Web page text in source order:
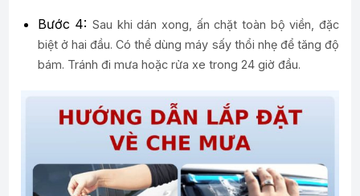
Bước 4:Sau khi dán xong, ấn chặt toàn bộ viền, đặc
biệt ở hai đầu. Có thể dùng máy sấy thổi nhẹ để tăng độ
bám. Tránh đi mưa hoặc rửa xe trong 24 giờ đầu.